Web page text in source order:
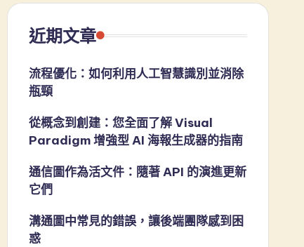
近期文章
流程優化：如何利用人工智慧識別並消除
瓶頸
從概念到創建：您全面了解 Visual
Paradigm 增強型 AI 海報生成器的指南
通信圖作為活文件：隨著 API 的演進更新
它們
溝通圖中常見的錯誤，讓後端團隊感到困
惑